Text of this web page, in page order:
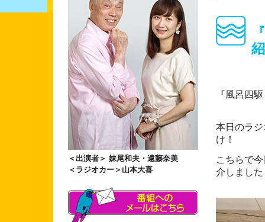
＜出演者＞ 妹尾和夫・遠藤奈美
＜ラジオカー＞山本大喜
『風呂四
本日のラ
け！
こちらで
介しました